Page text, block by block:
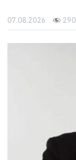
07.08.2026 290